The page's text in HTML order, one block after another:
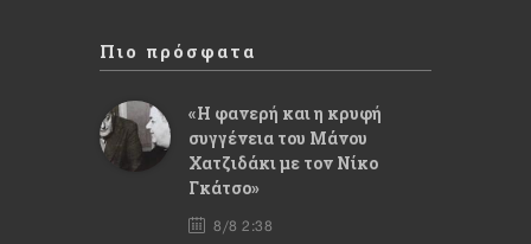
Πιο πρόσφατα
«Η φανερή και η κρυφή
συγγένεια του Μάνου
Χατζιδάκι με τον Νίκο
Γκάτσο»
8/8 2:38